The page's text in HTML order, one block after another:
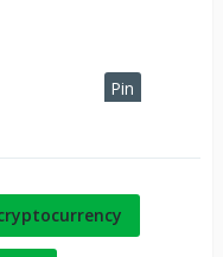
Pin